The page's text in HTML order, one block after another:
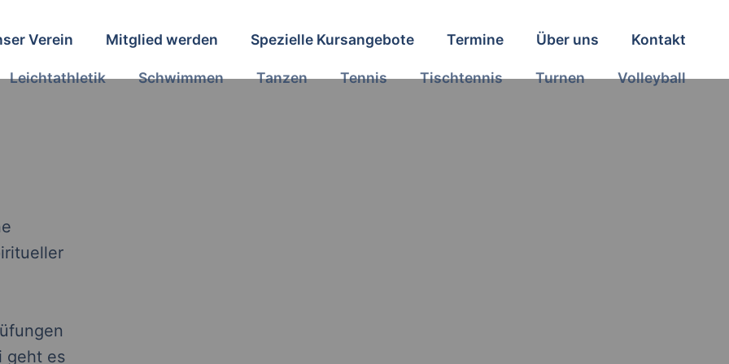
Leichtathletik Schwimmen Tanzen Tennis Tischtennis Turnen Volleyball
Verein Mitglied werden Spezielle Kursangebote Termine Über uns Kontakt
geht es